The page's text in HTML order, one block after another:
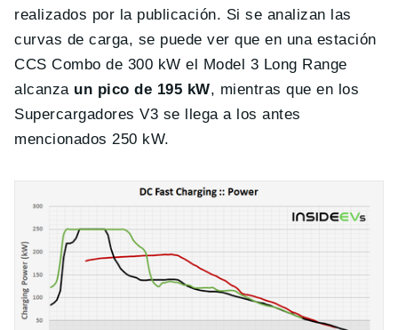
realizados por la publicación. Si se analizan las
curvas de carga, se puede ver que en una estación
CCS Combo de 300 kW el Model 3 Long Range
alcanzaun pico de 195 kW, mientras que en los
Supercargadores V3 se llega a los antes
mencionados 250 kW.